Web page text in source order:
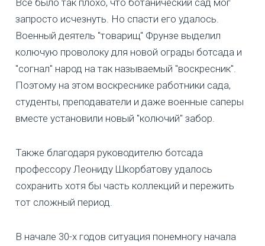
запросто исчезнуть. Но спасти его удалось.
Военный деятель "товарищ" Фрунзе выделил
колючую проволоку для новой ограды ботсада и
"согнал" народ на так называемый "воскресник".
Поэтому на этом воскреснике работники сада,
студенты, преподаватели и даже военные саперы
вместе установили новый "колючий" забор.
Также благодаря руководителю ботсада
профессору Леониду Шкорбатову удалось
сохранить хотя бы часть коллекций и пережить
тот сложный период.
В начале 30-х годов ситуация понемногу начала